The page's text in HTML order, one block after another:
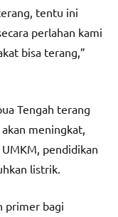
tentu ini
perlahan kami
bisa terang,”
Tengah terang
meningkat,
pendidikan
listrik.
primer bagi